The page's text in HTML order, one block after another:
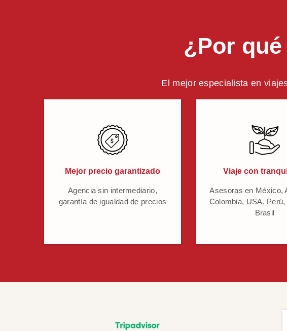
¿Por
El mejor especialista en
Mejor precio garantizado
Agencia sin intermediario,
garantía de igualdad de precios
Viaje con
Asesoras en México,
Colombia, USA,
Brasil